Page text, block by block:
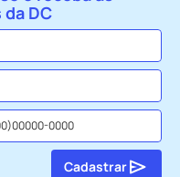
DC
Cadastrar